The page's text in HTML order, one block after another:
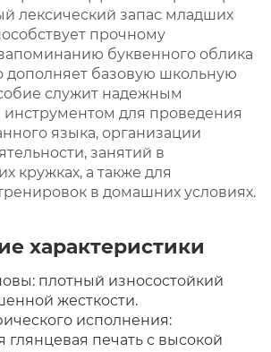
лексический запас младших
прочному
буквенного облика
дополняет базовую школьную
служит надежным
инструментом для проведения
языка, организации
занятий в
кружках, а также для
в домашних условиях.
характеристики
плотный износостойкий
жесткости.
исполнения:
глянцевая печать с высокой